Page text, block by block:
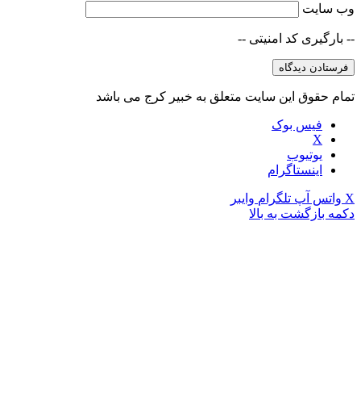
وب‌ سایت
-- بارگیری کد امنیتی --
تمام حقوق این سایت متعلق به خبیر کرج می باشد
فیس بوک
X
یوتیوب
اینستاگرام
X واتس آپ تلگرام وایبر
دکمه بازگشت به بالا